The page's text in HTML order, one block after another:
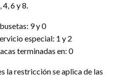
4, 6 y 8.
9 y 0
especial: 1 y 2
terminadas en: 0
la restricción se aplica de las